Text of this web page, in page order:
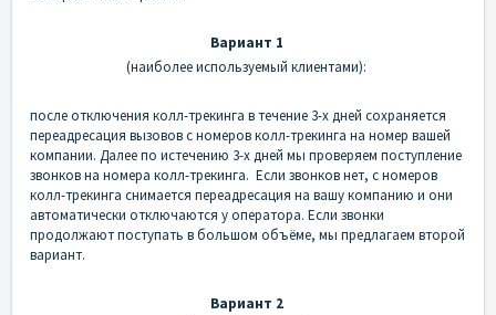
Вариант 1
(наиболее используемый клиентами):
после отключения колл-трекинга в течение 3-х дней сохраняется
переадресация вызовов с номеров колл-трекинга на номер вашей
компании. Далее по истечению 3-х дней мы проверяем поступление
звонков на номера колл-трекинга. Если звонков нет, с номеров
колл-трекинга снимается переадресация на вашу компанию и они
автоматически отключаются у оператора. Если звонки
продолжают поступать в большом объёме, мы предлагаем второй
вариант.
Вариант 2